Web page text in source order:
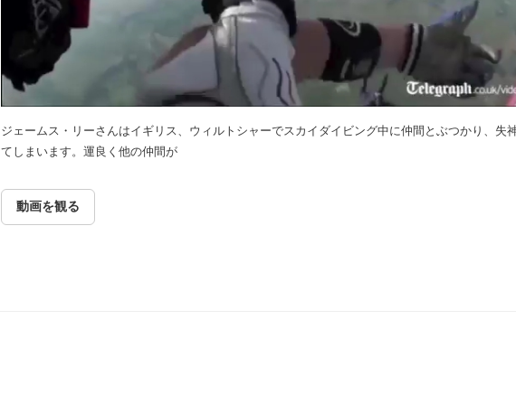
ジェームス・リーさんはイギリス、ウィルトシャーでスカイダイビング中に仲間とぶつかり、失
てしまいます。運良く他の仲間が
動画を観る